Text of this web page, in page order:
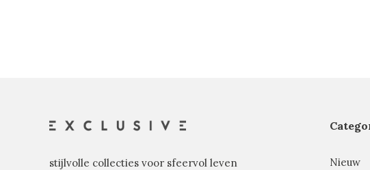
stijlvolle collecties voor sfeervol leven
Nieuw